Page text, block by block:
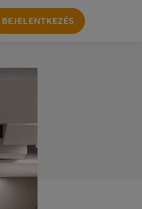
BEJELENTKEZÉS